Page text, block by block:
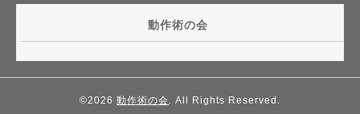
動作術の会
©2026 動作術の会. All Rights Reserved.